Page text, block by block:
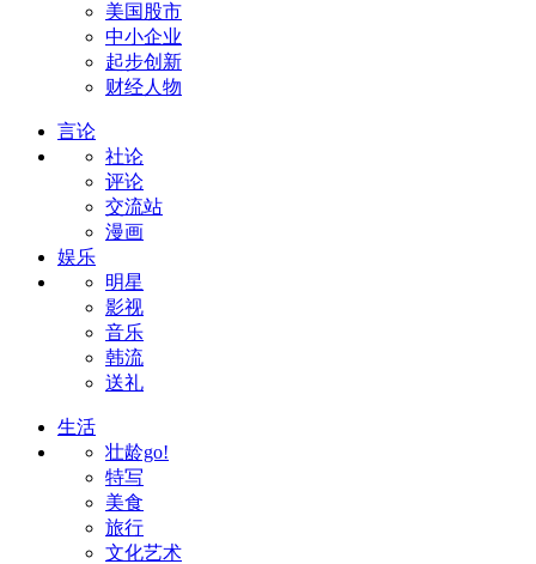
美国股市
中小企业
起步创新
财经人物
言论
社论
评论
交流站
漫画
娱乐
明星
影视
音乐
韩流
送礼
生活
壮龄go!
特写
美食
旅行
文化艺术